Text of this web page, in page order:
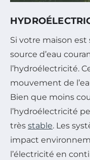
Si votre maison
source d’eau
l’hydroélectricité.
mouvement de
Bien que moins
l’hydroélectricité
très stable. Les
impact
l’électricité en